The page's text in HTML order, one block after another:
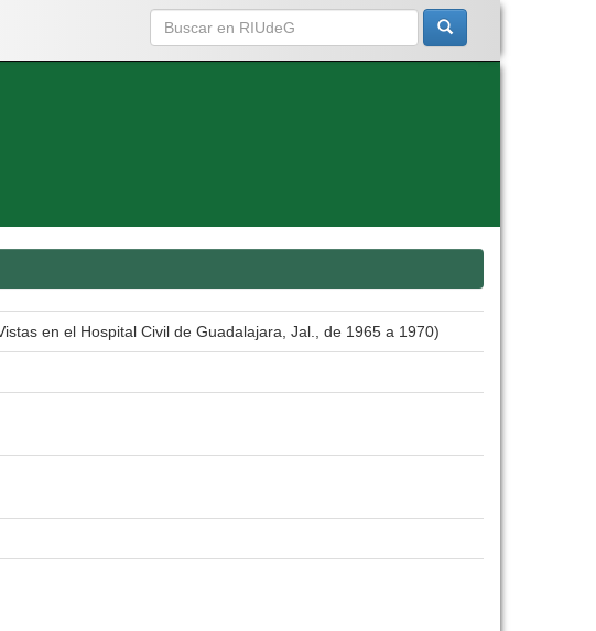
en el Hospital Civil de Guadalajara, Jal., de 1965 a 1970)